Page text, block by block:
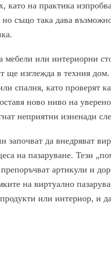
като на практика
също така дава
мебели или интериорни
ще изглежда в техния
спалня, като проверят
ново ниво на
неприятни изненади
започват да внедряват
на пазаруване. Тези
артикули и
на виртуално
или интериор, и